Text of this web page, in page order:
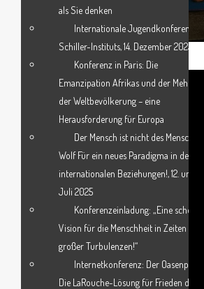
als Sie denken
Internationale Jugendkonferenz des
Schiller-Instituts, 14. Dezember 2025
Konferenz in Paris: Die
Emanzipation Afrikas und der Mehrheit
der Weltbevölkerung – eine
Herausforderung für Europa
Der Mensch ist nicht des Menschen
Wolf Für ein neues Paradigma in den
internationalen Beziehungen!, 12. und 13.
Juli 2025
Konferenzeinladung: „Eine schöne
Vision für die Menschheit in Zeiten
großer Turbulenzen!“
Internetkonferenz: Der Oasenplan:
Die LaRouche-Lösung für Frieden durch